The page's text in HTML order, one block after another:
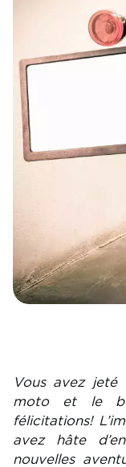
Vous avez
moto et le
félicitations!
avez hâte
nouvelles